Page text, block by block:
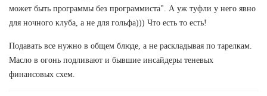
может быть программы без программиста". А уж туфли у него явно
для ночного клуба, а не для гольфа))) Что есть то есть!
Подавать все нужно в общем блюде, а не раскладывая по тарелкам.
Масло в огонь подливают и бывшие инсайдеры теневых
финансовых схем.